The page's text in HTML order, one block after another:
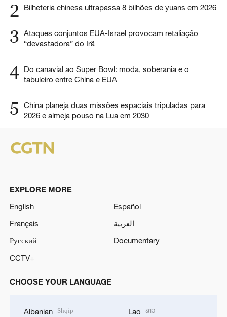
2 Bilheteria chinesa ultrapassa 8 bilhões de yuans em 2026
3 Ataques conjuntos EUA-Israel provocam retaliação
“devastadora” do Irã
4 Do canavial ao Super Bowl: moda, soberania e o
tabuleiro entre China e EUA
5
China planeja duas missões espaciais tripuladas para
2026 e almeja pouso na Lua em 2030
EXPLORE MORE
English
Español
Français
العربية
Русский
Documentary
CCTV+
CHOOSE YOUR LANGUAGE
Albanian Shqip Lao ລາວ